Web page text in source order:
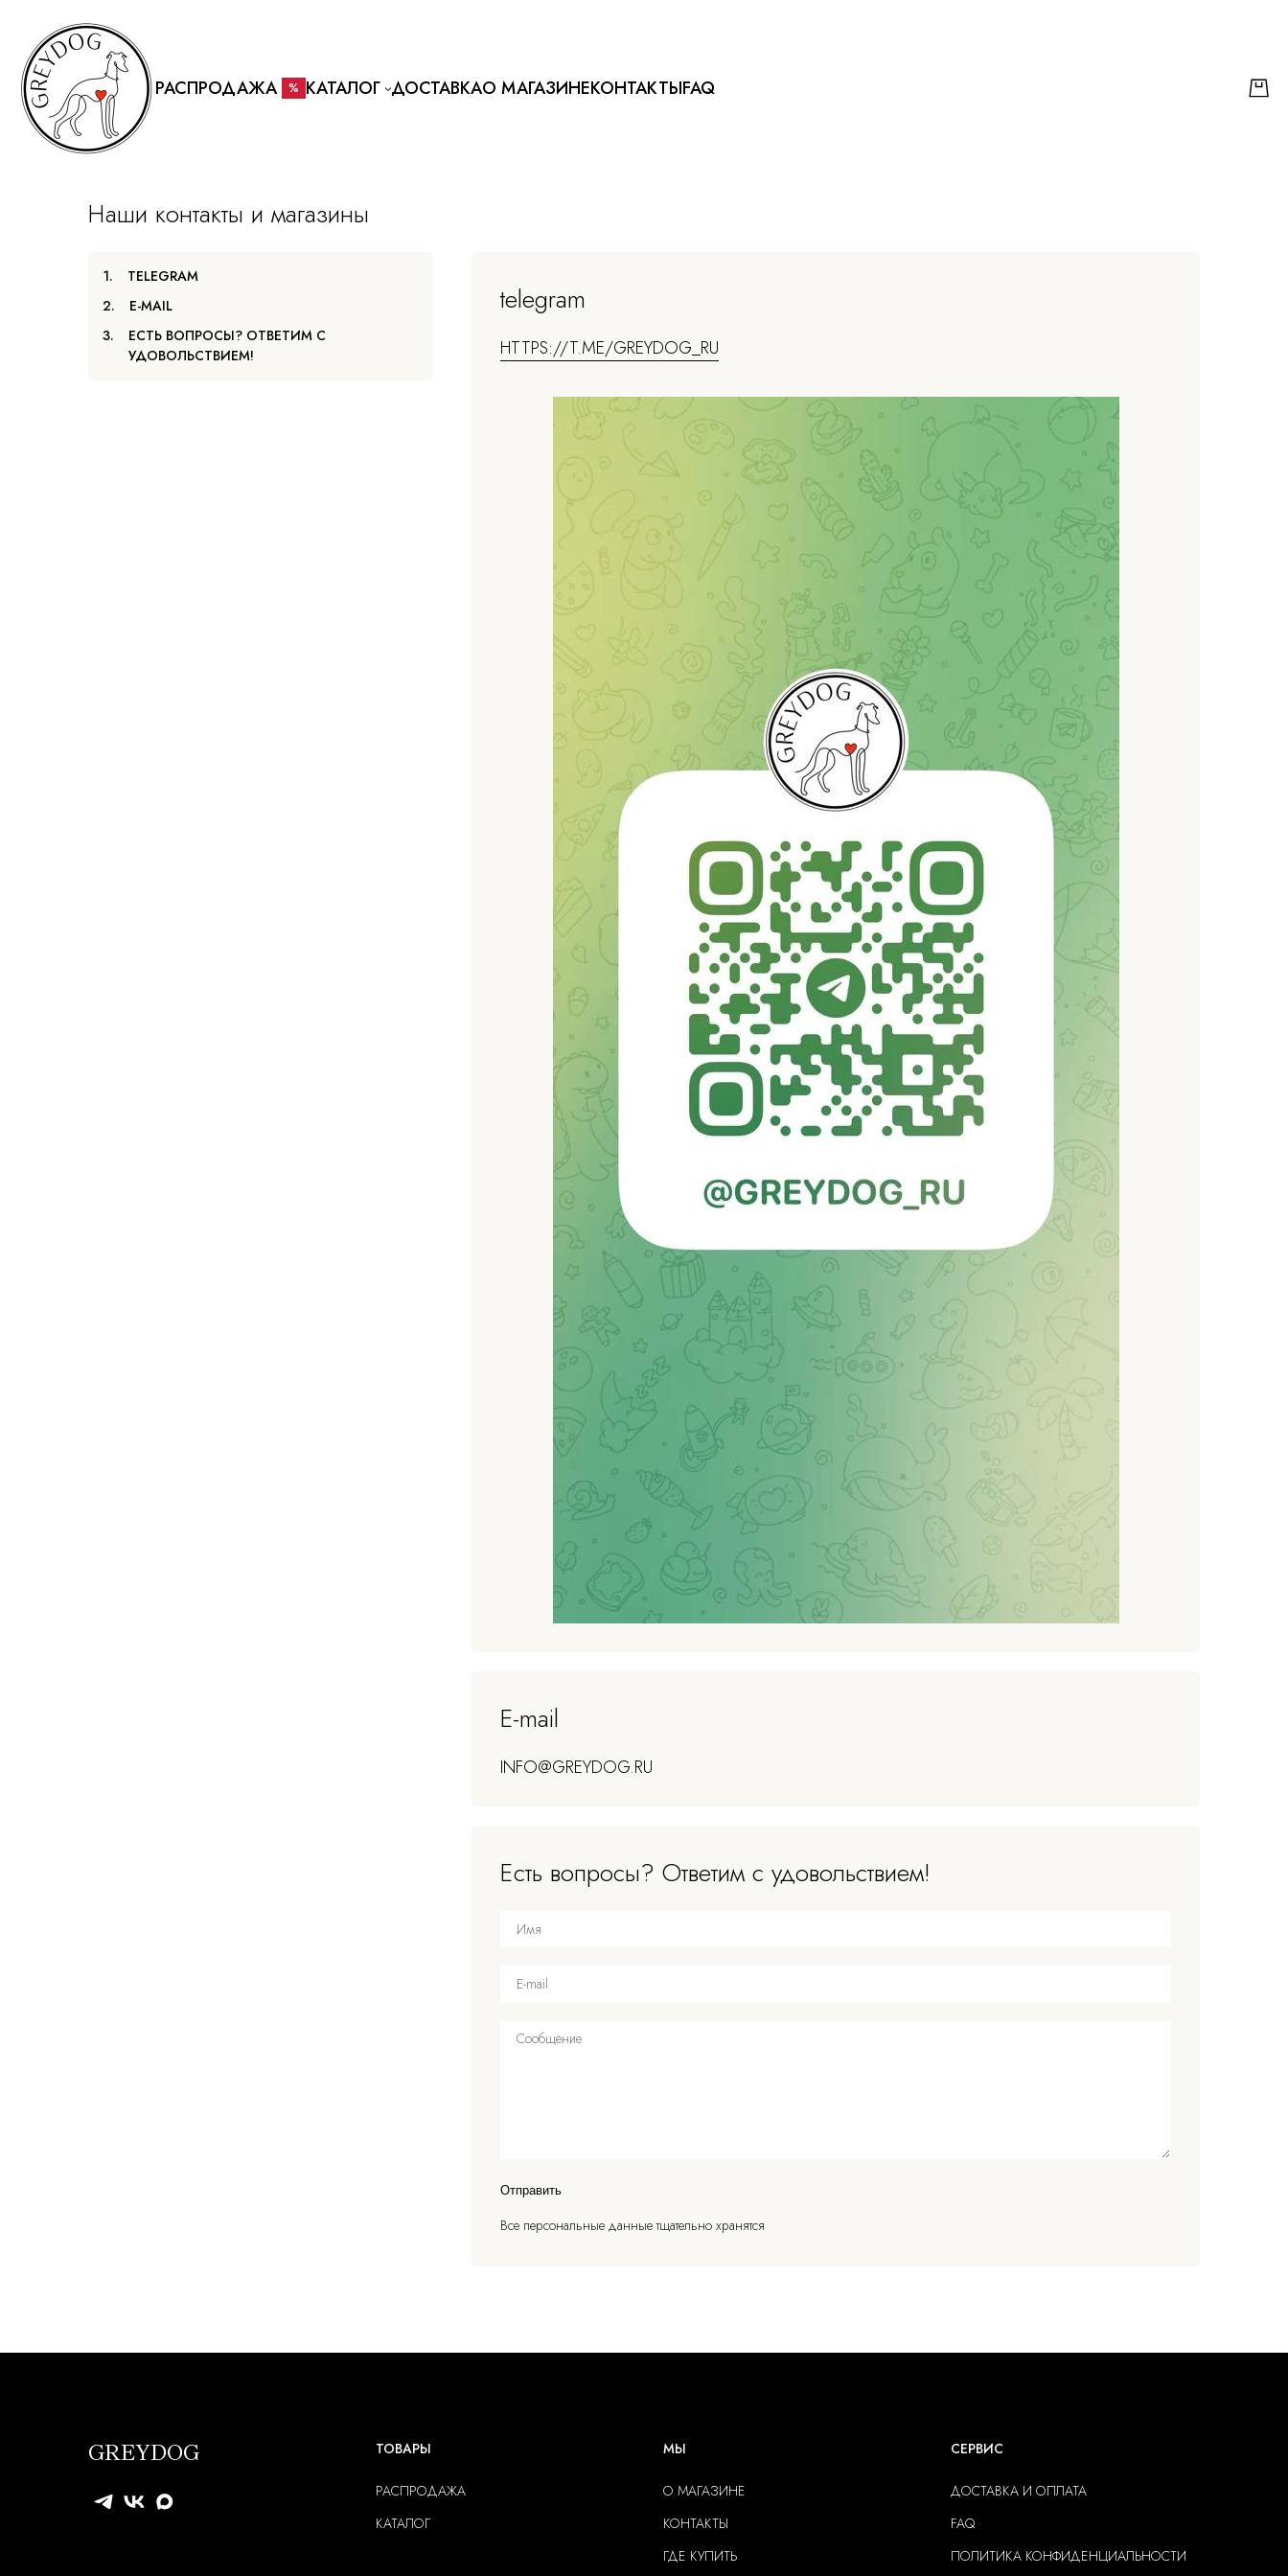
РАСПРОДАЖА % КАТАЛОГ ДОСТАВКАО МАГАЗИНЕКОНТАКТЫFAQ
Наши контакты и магазины
1.
TELEGRAM
2.
E-MAIL
3.
ЕСТЬ ВОПРОСЫ? ОТВЕТИМ С
УДОВОЛЬСТВИЕМ!
telegram
HTTPS://T.ME/GREYDOG_RU
E-mail
INFO@GREYDOG.RU
Есть вопросы? Ответим с удовольствием!
Отправить
Все персональные данные тщательно хранятся
GREYDOG ТОВАРЫ
РАСПРОДАЖА
КАТАЛОГ
МЫ
О МАГАЗИНЕ
КОНТАКТЫ
ГДЕ КУПИТЬ
СЕРВИС
ДОСТАВКА И ОПЛАТА
FAQ
ПОЛИТИКА КОНФИДЕНЦИАЛЬНОСТИ